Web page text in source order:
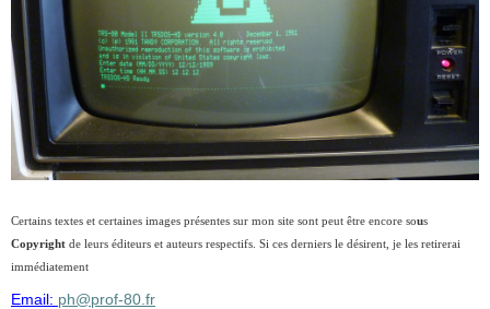
Certains textes et certaines images présentes sur mon site sont peut être encore sous
Copyright de leurs éditeurs et auteurs respectifs. Si ces derniers le désirent, je les retirerai
immédiatement
Email: ph@prof-80.fr